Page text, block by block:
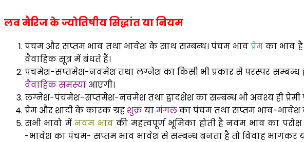
लव मैरिज के ज्योतिषीय सिद्धांत या नियम
पंचम और सप्तम भाव तथा भावेश के साथ सम्बन्ध। पंचम भावप्रेम का भाव
वैवाहिक सूत्र में बंधते हैं।
पंचमेश-सप्तमेश-नवमेश तथा लग्नेश का किसी भी प्रकार से परस्पर सम्बन्ध हो
वैवाहिक समस्या आएगी।
लग्नेश-पंचमेश-सप्तमेश-नवमेश तथा द्वादशेश का सम्बन्ध भी अवश्य ही प्रेमी
प्रेम और शादी के कारक ग्रह शुक्रयामंगलका पंचम तथा सप्तम भाव-भावेश के
सभी भावो मेंनवम भावकी महत्वपूर्ण भूमिका होती है नवम भाव का
-भावेश का पंचम- सप्तम भाव भावेश से सम्बन्ध बनता है तो विवाह भागकर